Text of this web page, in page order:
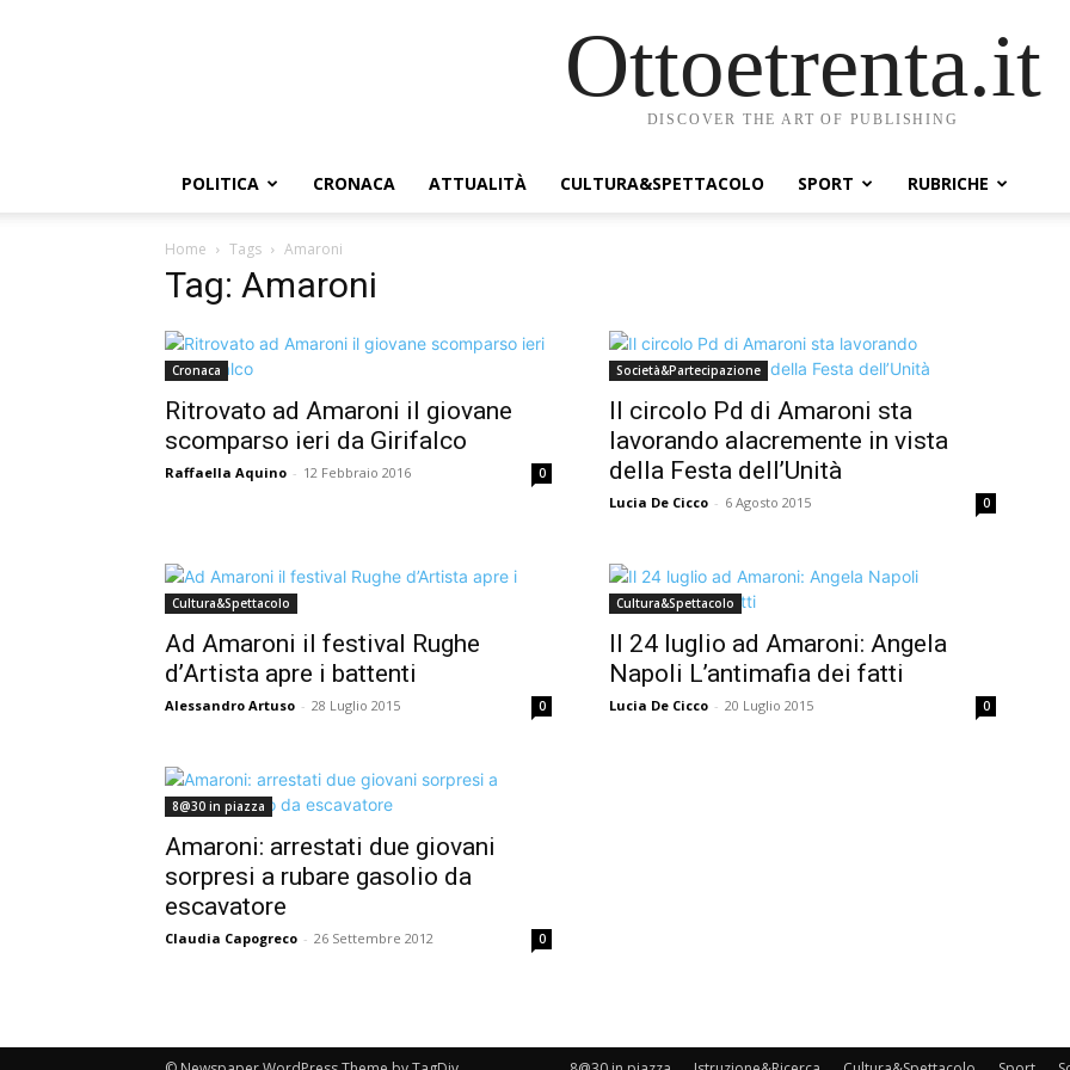
Ottoetrenta.it
DISCOVER THE ART OF PUBLISHING
POLITICA CRONACA ATTUALITÀ CULTURA&SPETTACOLO SPORT RUBRICHE
Home Tags Amaroni
Tag: Amaroni
Cronaca
Ritrovato ad Amaroni il giovane
scomparso ieri da Girifalco
Raffaella Aquino - 12 Febbraio 2016 0
Società&Partecipazione
Il circolo Pd di Amaroni sta
lavorando alacremente in vista
della Festa dell’Unità
Lucia De Cicco - 6 Agosto 2015 0
Cultura&Spettacolo
Ad Amaroni il festival Rughe
d’Artista apre i battenti
Alessandro Artuso - 28 Luglio 2015 0
Cultura&Spettacolo
Il 24 luglio ad Amaroni: Angela
Napoli L’antimafia dei fatti
Lucia De Cicco - 20 Luglio 2015 0
8@30 in piazza
Amaroni: arrestati due giovani
sorpresi a rubare gasolio da
escavatore
Claudia Capogreco - 26 Settembre 2012 0